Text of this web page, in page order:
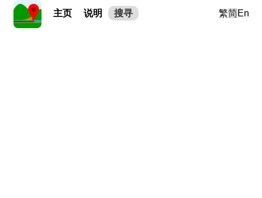
主页 说明 搜寻 繁简En